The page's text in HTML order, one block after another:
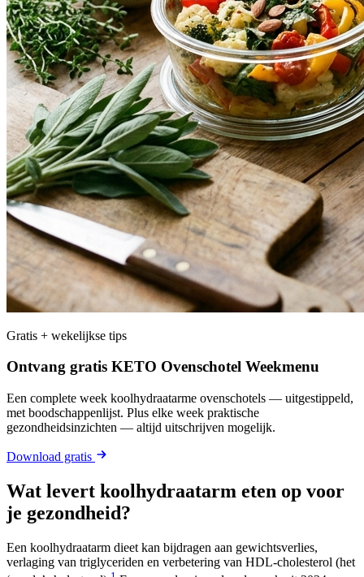
Gratis + wekelijkse tips
Ontvang gratis KETO Ovenschotel Weekmenu
Een complete week koolhydraatarme ovenschotels — uitgestippeld,
met boodschappenlijst. Plus elke week praktische
gezondheidsinzichten — altijd uitschrijven mogelijk.
Download gratis
Wat levert koolhydraatarm eten op voor
je gezondheid?
Een koolhydraatarm dieet kan bijdragen aan gewichtsverlies,
verlaging van triglyceriden en verbetering van HDL-cholesterol (het